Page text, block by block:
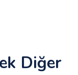
Diğer